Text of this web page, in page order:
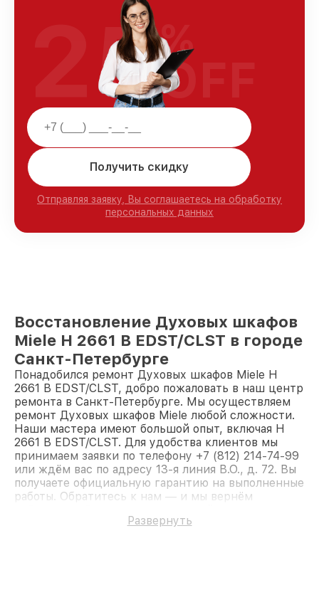
Получить скидку
Отправляя заявку, Вы соглашаетесь на обработку
персональных данных
25%
OFF
Восстановление Духовых шкафов
Miele H 2661 B EDST/CLST в городе
Санкт-Петербурге
Понадобился ремонт Духовых шкафов Miele H
2661 B EDST/CLST, добро пожаловать в наш центр
ремонта в Санкт-Петербурге. Мы осуществляем
ремонт Духовых шкафов Miele любой сложности.
Наши мастера имеют большой опыт, включая H
2661 B EDST/CLST. Для удобства клиентов мы
принимаем заявки по телефону +7 (812) 214-74-99
или ждём вас по адресу 13-я линия В.О., д. 72. Вы
получаете официальную гарантию на выполненные
работы. Обратитесь к нам — и мы вернём
Развернуть